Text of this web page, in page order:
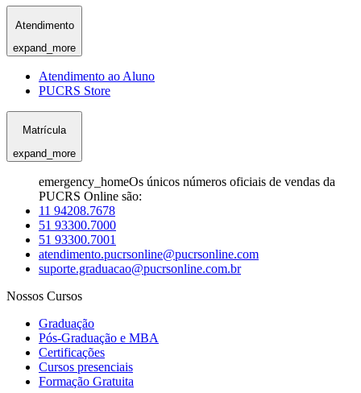
Atendimento
expand_more
Atendimento ao Aluno
PUCRS Store
Matrícula
expand_more
emergency_homeOs únicos números oficiais de vendas da
PUCRS Online são:
11 94208.7678
51 93300.7000
51 93300.7001
atendimento.pucrsonline@pucrsonline.com
suporte.graduacao@pucrsonline.com.br
Nossos Cursos
Graduação
Pós-Graduação e MBA
Certificações
Cursos presenciais
Formação Gratuita